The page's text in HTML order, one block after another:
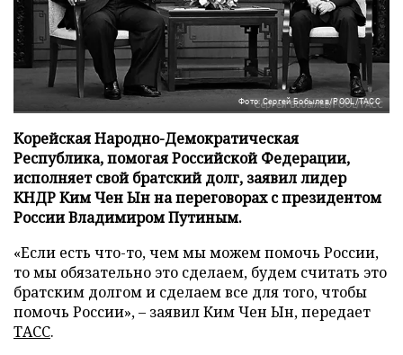
Фото: Сергей Бобылев/POOL/ТАСС
Корейская Народно-Демократическая
Республика, помогая Российской Федерации,
исполняет свой братский долг, заявил лидер
КНДР Ким Чен Ын на переговорах с президентом
России Владимиром Путиным.
«Если есть что-то, чем мы можем помочь России,
то мы обязательно это сделаем, будем считать это
братским долгом и сделаем все для того, чтобы
помочь России», – заявил Ким Чен Ын, передает
ТАСС.